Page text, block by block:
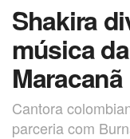
Shakira
música
Maracanã
Cantora
parceria com